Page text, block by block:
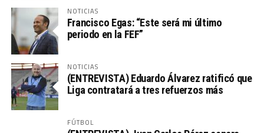
NOTICIAS
Francisco Egas: “Este será mi último
periodo en la FEF”
NOTICIAS
(ENTREVISTA) Eduardo Álvarez ratificó que
Liga contratará a tres refuerzos más
FÚTBOL